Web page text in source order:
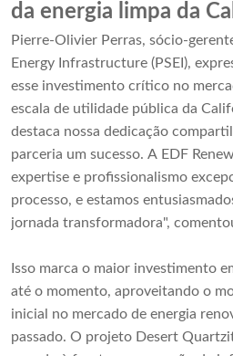
da energia limpa da
Pierre-Olivier Perras, sócio-
Energy Infrastructure (PSEI),
esse investimento crítico no
escala de utilidade pública da
destaca nossa dedicação
parceria um sucesso. A EDF
expertise e profissionalismo
processo, e estamos
jornada transformadora",
Isso marca o maior investimento
até o momento, aproveitando o
inicial no mercado de energia
passado. O projeto Desert